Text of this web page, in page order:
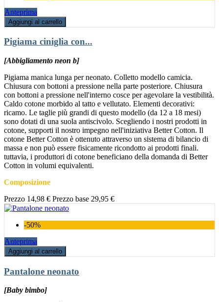
Anteprima
Aggiungi al carrello
Pigiama ciniglia con...
[Abbigliamento neon b]
Pigiama manica lunga per neonato. Colletto modello camicia.
Chiusura con bottoni a pressione nella parte posteriore. Chiusura
con bottoni a pressione nell'interno cosce per agevolare la vestibilità.
Caldo cotone morbido al tatto e vellutato. Elementi decorativi:
ricamo. Le taglie più grandi di questo modello (da 12 a 18 mesi)
sono dotati di una suola antiscivolo. Scegliendo i nostri prodotti in
cotone, supporti il nostro impegno nell'iniziativa Better Cotton. Il
cotone Better Cotton è ottenuto attraverso un sistema di bilancio di
massa e non può essere fisicamente ricondotto ai prodotti finali.
tuttavia, i produttori di cotone beneficiano della domanda di Better
Cotton in volumi equivalenti.
Composizione
Prezzo 14,98 € Prezzo base 29,95 €
-50%
Anteprima
Aggiungi al carrello
Pantalone neonato
[Baby bimbo]